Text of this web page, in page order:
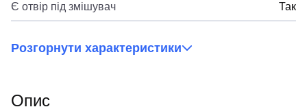
Є отвір під змішувач Так
Розгорнути характеристики
Опис